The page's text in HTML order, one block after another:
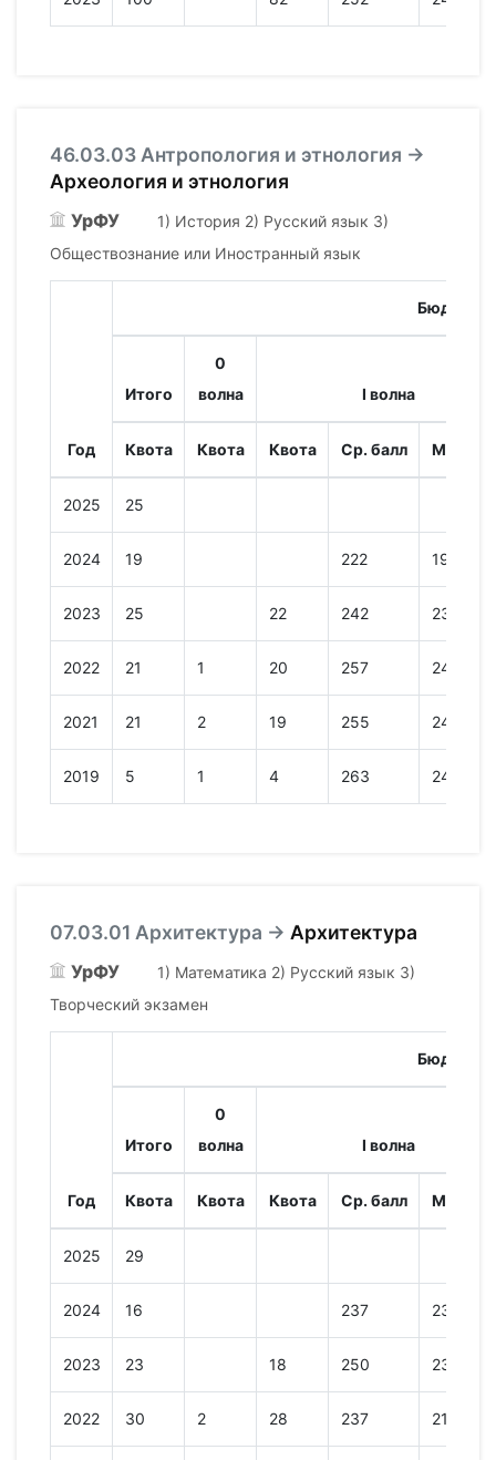
46.03.03 Антропология и этнология →
Археология и этнология
УрФУ
1) История 2) Русский язык 3)
Обществознание или Иностранный язык
Год
Бюджет
Итого
0
волна
I волна
Квота Квота Квота Ср. балл Мин.
2025 25
2024 19 222 199
2023 25 22 242 230
2022 21 1 20 257 245
2021 21 2 19 255 247
2019 5 1 4 263 246
07.03.01 Архитектура → Архитектура
УрФУ
1) Математика 2) Русский язык 3)
Творческий экзамен
Год
Бюджет
Итого
0
волна
I волна
Квота Квота Квота Ср. балл Мин.
2025 29
2024 16 237 230
2023 23 18 250 234
2022 30 2 28 237 215